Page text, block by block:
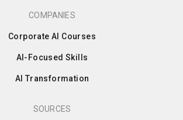
COMPANIES
Corporate AI Courses
AI-Focused Skills
AI Transformation
SOURCES